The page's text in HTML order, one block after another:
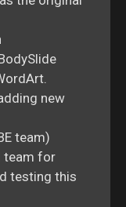
new
team)
team for
testing this